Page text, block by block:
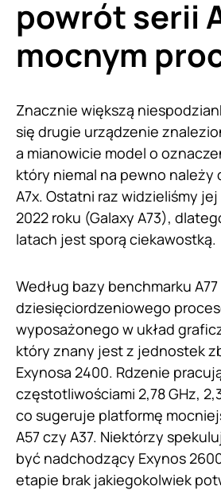
powrót serii
mocnym
Znacznie większą
się drugie urządzenie
a mianowicie model o
który niemal na pewno należy
A7x. Ostatni raz widzieliśmy
2022 roku (Galaxy A73),
latach jest sporą ciekawostką.
Według bazy benchmarku
dziesięciordzeniowego
wyposażonego w układ
który znany jest z jednostek
Exynosa 2400. Rdzenie
częstotliwościami 2,78 GHz,
co sugeruje platformę
A57 czy A37. Niektórzy
być nadchodzący Exynos
etapie brak jakiegokolwiek